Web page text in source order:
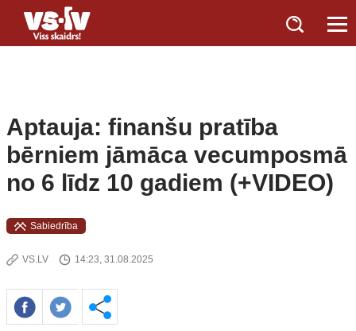
Aptauja: finanšu pratība
bērniem jāmāca vecumposmā
no 6 līdz 10 gadiem (+VIDEO)
Sabiedrība
VS.LV 14:23, 31.08.2025